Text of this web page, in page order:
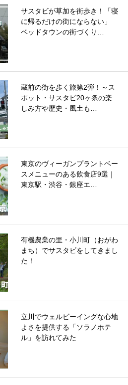
サスタビが草加を街歩き！「寝
に帰るだけの街にならない」
ベッドタウンの街づくり…
蔵前の街を歩く旅第2弾！～ス
ポット・サスタビ20ヶ条の楽
しみ方や歴史・風土も…
東京のヴィーガンプラントベー
スメニューのある飲食店9選｜
東京駅・渋谷・銀座エ…
有機農業の里・小川町（おがわ
まち）でサスタビをしてきまし
た！
立川でウェルビーイングな心地
よさを提供する「ソラノホテ
ル」を訪れてみた